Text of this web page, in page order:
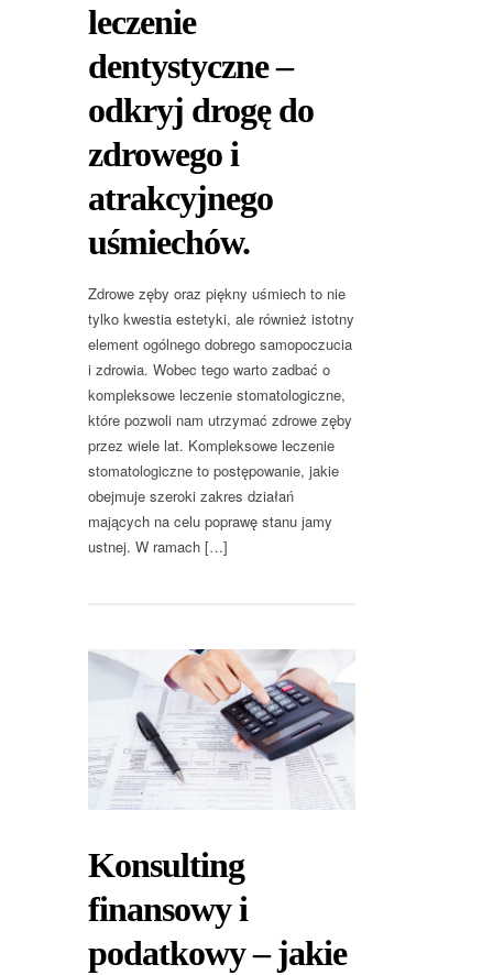
leczenie
dentystyczne –
odkryj drogę do
zdrowego i
atrakcyjnego
uśmiechów.
Zdrowe zęby oraz piękny uśmiech to nie
tylko kwestia estetyki, ale również istotny
element ogólnego dobrego samopoczucia
i zdrowia. Wobec tego warto zadbać o
kompleksowe leczenie stomatologiczne,
które pozwoli nam utrzymać zdrowe zęby
przez wiele lat. Kompleksowe leczenie
stomatologiczne to postępowanie, jakie
obejmuje szeroki zakres działań
mających na celu poprawę stanu jamy
ustnej. W ramach […]
Konsulting
finansowy i
podatkowy – jakie